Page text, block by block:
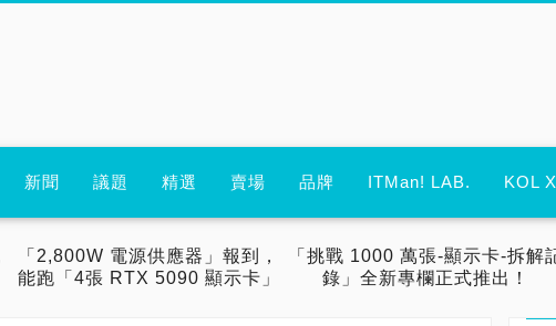
新聞 議題 精選 賣場 品牌 ITMan! LAB. KOL
「2,800W 電源供應器」報到，
能跑「4張 RTX 5090 顯示卡」
「挑戰 1000 萬張-顯示卡-拆解
錄」全新專欄正式推出！